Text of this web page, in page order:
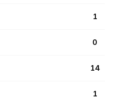
1
0
14
1